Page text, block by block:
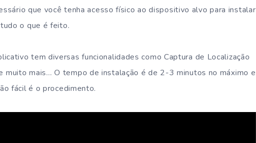
que você tenha acesso físico ao dispositivo alvo para instalar
o que é feito.
tem diversas funcionalidades como Captura de Localização
muito mais… O tempo de instalação é de 2-3 minutos no máximo e
fácil é o procedimento.